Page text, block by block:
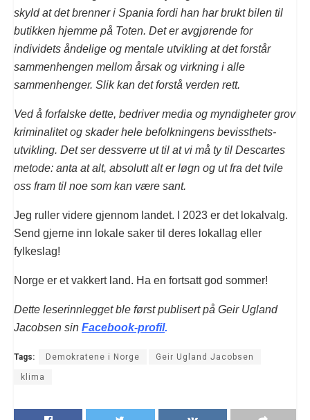
skyld at det brenner i Spania fordi han har brukt bilen til
butikken hjemme på Toten. Det er avgjørende for
individets åndelige og mentale utvikling at det forstår
sammenhengen mellom årsak og virkning i alle
sammenhenger. Slik kan det forstå verden rett.
Ved å forfalske dette, bedriver media og myndigheter grov
kriminalitet og skader hele befolkningens bevissthets-
utvikling. Det ser dessverre ut til at vi må ty til Descartes
metode: anta at alt, absolutt alt er løgn og ut fra det tvile
oss fram til noe som kan være sant.
Jeg ruller videre gjennom landet. I 2023 er det lokalvalg.
Send gjerne inn lokale saker til deres lokallag eller
fylkeslag!
Norge er et vakkert land. Ha en fortsatt god sommer!
Dette leserinnlegget ble først publisert på Geir Ugland
Jacobsen sin Facebook-profil.
Tags: Demokratene i Norge Geir Ugland Jacobsen
klima